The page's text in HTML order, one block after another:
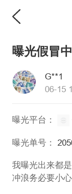
曝光假冒
G**1
06-15
曝光平台：
曝光单号：
我曝光出来都
冲浪务必要小